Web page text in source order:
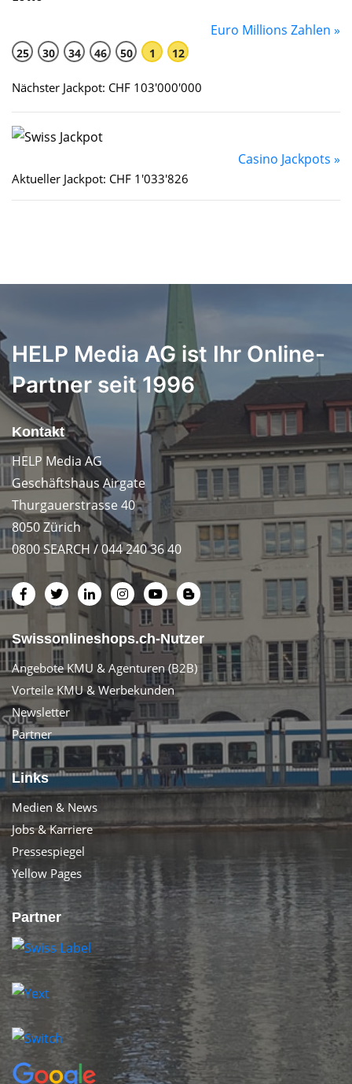
Euro Millions Zahlen »
25 30 34 46 50 1 12
Nächster Jackpot: CHF 103'000'000
Casino Jackpots »
Aktueller Jackpot: CHF 1'033'826
HELP Media AG ist Ihr Online-
Partner seit 1996
Kontakt
HELP Media AG
Geschäftshaus Airgate
Thurgauerstrasse 40
8050 Zürich
0800 SEARCH / 044 240 36 40
Swissonlineshops.ch-Nutzer
Angebote KMU & Agenturen (B2B)
Vorteile KMU & Werbekunden
Newsletter
Partner
Links
Medien & News
Jobs & Karriere
Pressespiegel
Yellow Pages
Partner